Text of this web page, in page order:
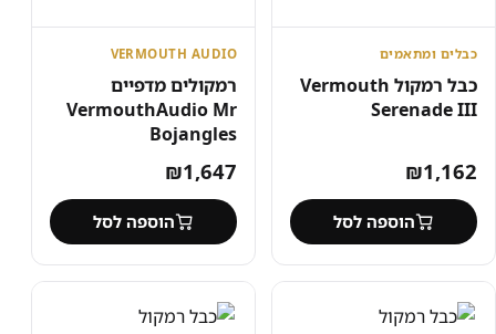
כבלים ומתאמים
כבל רמקול Vermouth
Serenade III
₪1,162
הוספה לסל
VERMOUTH AUDIO
רמקולים מדפיים
VermouthAudio Mr
Bojangles
₪1,647
הוספה לסל